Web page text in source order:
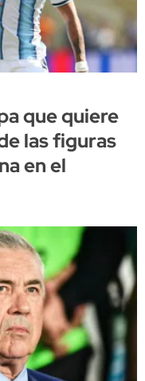
que quiere
las figuras
en el